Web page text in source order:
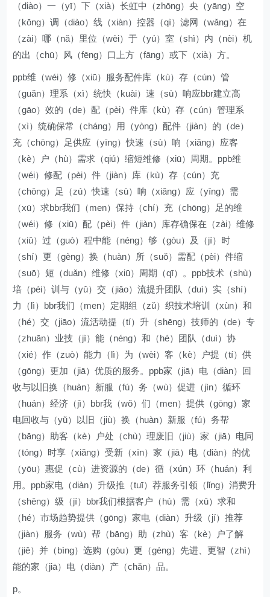
（diào）一（yī）下（xià）长虹中（zhōng）央（yāng）空
（kōng）调（diào）线（xiàn）控器（qì）滤网（wǎng）在
（zài）哪（nǎ）里位（wèi）于（yú）室（shì）内（nèi）机
的出（chū）风（fēng）口上方（fāng）或下（xià）方。
ppb维（wéi）修（xiū）服务配件库（kù）存（cún）管
（guǎn）理系（xì）统快（kuài）速（sù）响应bbr建立高
（gāo）效的（de）配（pèi）件库（kù）存（cún）管理系
（xì）统确保常（cháng）用（yòng）配件（jiàn）的（de）
充（chōng）足供应（yīng）快速（sù）响（xiǎng）应客
（kè）户（hù）需求（qiú）缩短维修（xiū）周期。ppb维
（wéi）修配（pèi）件（jiàn）库（kù）存（cún）充
（chōng）足（zú）快速（sù）响（xiǎng）应（yīng）需
（xū）求bbr我们（men）保持（chí）充（chōng）足的维
（wéi）修（xiū）配（pèi）件（jiàn）库存确保在（zài）维修
（xiū）过（guò）程中能（néng）够（gòu）及（jí）时
（shí）更（gèng）换（huàn）所（suǒ）需配（pèi）件缩
（suō）短（duǎn）维修（xiū）周期（qī）。ppb技术（shù）
培（péi）训与（yǔ）交（jiāo）流提升团队（duì）实（shí）
力（lì）bbr我们（men）定期组（zǔ）织技术培训（xùn）和
（hé）交（jiāo）流活动提（tí）升（shēng）技师的（de）专
（zhuān）业技（jì）能（néng）和（hé）团队（duì）协
（xié）作（zuò）能力（lì）为（wèi）客（kè）户提（tí）供
（gōng）更加（jiā）优质的服务。ppb家（jiā）电（diàn）回
收与以旧换（huàn）新服（fú）务（wù）促进（jìn）循环
（huán）经济（jì）bbr我（wǒ）们（men）提供（gōng）家
电回收与（yǔ）以旧（jiù）换（huàn）新服（fú）务帮
（bāng）助客（kè）户处（chù）理废旧（jiù）家（jiā）电同
（tóng）时享（xiǎng）受新（xīn）家（jiā）电（diàn）的优
（yōu）惠促（cù）进资源的（de）循（xún）环（huán）利
用。ppb家电（diàn）升级推（tuī）荐服务引领（lǐng）消费升
（shēng）级（jí）bbr我们根据客户（hù）需（xū）求和
（hé）市场趋势提供（gōng）家电（diàn）升级（jí）推荐
（jiàn）服务（wù）帮（bāng）助（zhù）客（kè）户了解
（jiě）并（bìng）选购（gòu）更（gèng）先进、更智（zhì）
能的家（jiā）电（diàn）产（chǎn）品。
p。